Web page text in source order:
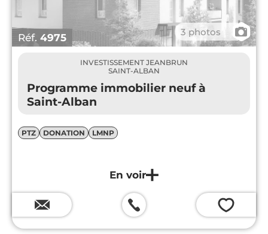
Réf. 4975 3 photos 📷
INVESTISSEMENT JEANBRUN
SAINT-ALBAN
Programme immobilier neuf à
Saint-Alban
PTZ DONATION LMNP
💗